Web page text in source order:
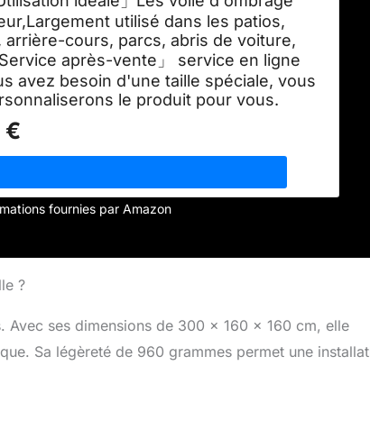
utilisé dans les patios,
cours, parcs, abris de voiture,
Service après-vente」 service en ligne
avez besoin d'une taille spéciale, vous
le produit pour vous.
€
fournies par Amazon
?
Avec ses dimensions de 300 x 160 x 160 cm, elle
Sa légèreté de 960 grammes permet une